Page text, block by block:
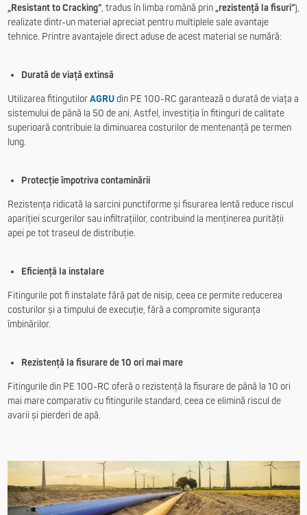
„Resistant to Cracking”, tradus în limba română prin„rezistență la fisuri”),
realizate dintr-un material apreciat pentru multiplele sale avantaje
tehnice. Printre avantajele direct aduse de acest material se numără:
Durată de viață extinsă
Utilizarea fitingutilorAGRUdin PE 100-RC garantează o durată de viața a
sistemului de până la 50 de ani. Astfel, investiția în fitinguri de calitate
superioară contribuie la diminuarea costurilor de mentenanță pe termen
lung.
Protecție împotriva contaminării
Rezistența ridicată la sarcini punctiforme și fisurarea lentă reduce riscul
apariției scurgerilor sau infiltrațiilor, contribuind la menținerea purității
apei pe tot traseul de distribuție.
Eficiență la instalare
Fitingurile pot fi instalate fără pat de nisip, ceea ce permite reducerea
costurilor și a timpului de execuție, fără a compromite siguranța
îmbinărilor.
Rezistență la fisurare de 10 ori mai mare
Fitingurile din PE 100-RC oferă o rezistență la fisurare de până la 10 ori
mai mare comparativ cu fitingurile standard, ceea ce elimină riscul de
avarii și pierderi de apă.